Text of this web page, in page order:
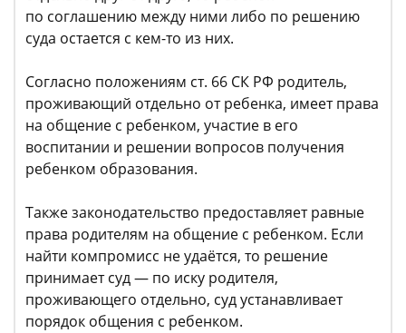
по соглашению между ними либо по решению
суда остается с кем-то из них.
Согласно положениям ст. 66 СК РФ родитель,
проживающий отдельно от ребенка, имеет права
на общение с ребенком, участие в его
воспитании и решении вопросов получения
ребенком образования.
Также законодательство предоставляет равные
права родителям на общение с ребенком. Если
найти компромисс не удаётся, то решение
принимает суд — по иску родителя,
проживающего отдельно, суд устанавливает
порядок общения с ребенком.